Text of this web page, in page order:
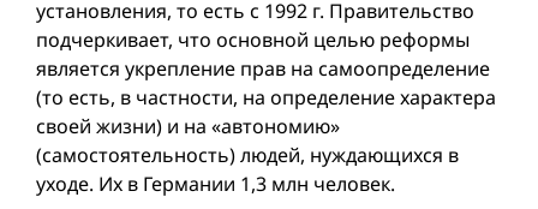
установления, то есть с 1992 г. Правительство
подчеркивает, что основной целью реформы
является укрепление прав на самоопределение
(то есть, в частности, на определение характера
своей жизни) и на «автономию»
(самостоятельность) людей, нуждающихся в
уходе. Их в Германии 1,3 млн человек.